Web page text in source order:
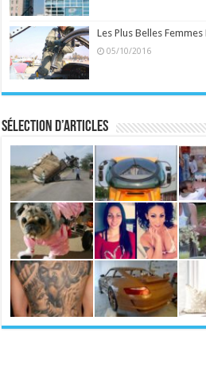
Les Plus Belles
05/10/2016
Sélection d’articles